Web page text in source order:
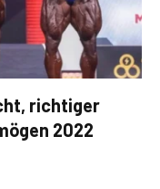
richtiger
2022